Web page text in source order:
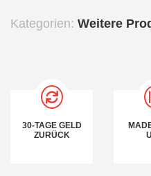
Kategorien: Weitere
30-TAGE GELD
ZURÜCK